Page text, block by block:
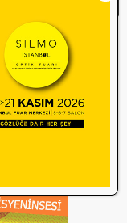
misiniz?